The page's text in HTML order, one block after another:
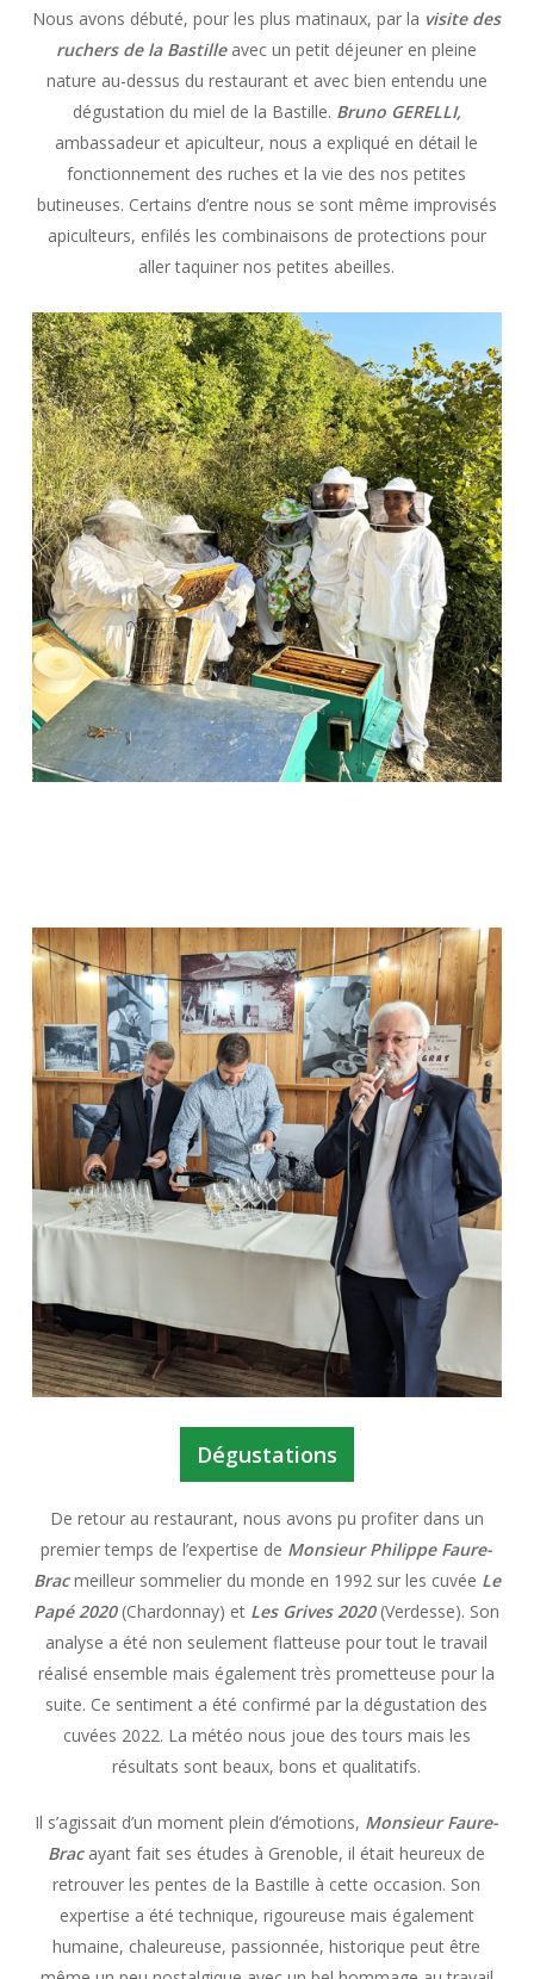
Nous avons débuté, pour les plus matinaux, par la visite des
ruchers de la Bastilleavec un petit déjeuner en pleine
nature au-dessus du restaurant et avec bien entendu une
dégustation du miel de la Bastille. Bruno GERELLI,
ambassadeur et apiculteur, nous a expliqué en détail le
fonctionnement des ruches et la vie des nos petites
butineuses. Certains d’entre nous se sont même improvisés
apiculteurs, enfilés les combinaisons de protections pour
aller taquiner nos petites abeilles.
Dégustations
De retour au restaurant, nous avons pu profiter dans un
premier temps de l’expertise de Monsieur Philippe Faure-
Bracmeilleur sommelier du monde en 1992 sur les cuvée Le
Papé 2020(Chardonnay) et Les Grives 2020(Verdesse). Son
analyse a été non seulement flatteuse pour tout le travail
réalisé ensemble mais également très prometteuse pour la
suite. Ce sentiment a été confirmé par la dégustation des
cuvées 2022. La météo nous joue des tours mais les
résultats sont beaux, bons et qualitatifs.
Il s’agissait d’un moment plein d’émotions, Monsieur Faure-
Bracayant fait ses études à Grenoble, il était heureux de
retrouver les pentes de la Bastille à cette occasion. Son
expertise a été technique, rigoureuse mais également
humaine, chaleureuse, passionnée, historique peut être